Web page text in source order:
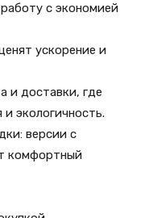
с экономией
ускорение и
и доставки, где
экологичность.
версии с
комфортный